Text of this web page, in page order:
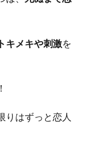
トキメキや刺激を
りはずっと恋人